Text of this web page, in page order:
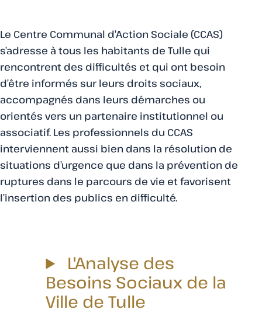
Le Centre Communal d’Action Sociale (CCAS)
s’adresse à tous les habitants de Tulle qui
rencontrent des difficultés et qui ont besoin
d’être informés sur leurs droits sociaux,
accompagnés dans leurs démarches ou
orientés vers un partenaire institutionnel ou
associatif. Les professionnels du CCAS
interviennent aussi bien dans la résolution de
situations d’urgence que dans la prévention de
ruptures dans le parcours de vie et favorisent
l’insertion des publics en difficulté.
L'Analyse des
Besoins Sociaux de la
Ville de Tulle